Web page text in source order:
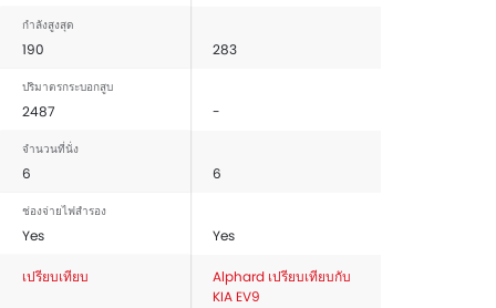
กำลังสูงสุด
190 283
ปริมาตรกระบอกสูบ
2487 -
จำนวนที่นั่ง
6 6
ช่องจ่ายไฟสำรอง
Yes Yes
เปรียบเทียบ
Alphard เปรียบเทียบกับ
KIA EV9